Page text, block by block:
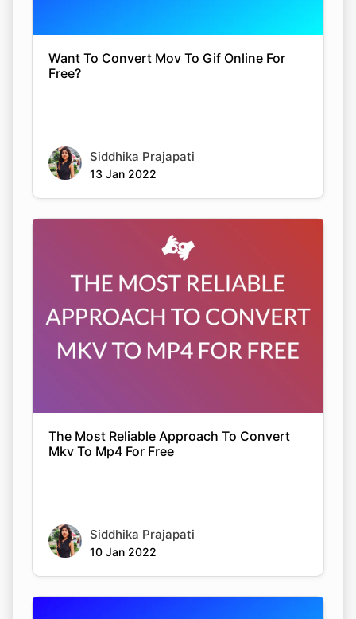
Want To Convert Mov To Gif Online For
Free?
Siddhika Prajapati
13 Jan 2022
The Most Reliable Approach To Convert
Mkv To Mp4 For Free
Siddhika Prajapati
10 Jan 2022